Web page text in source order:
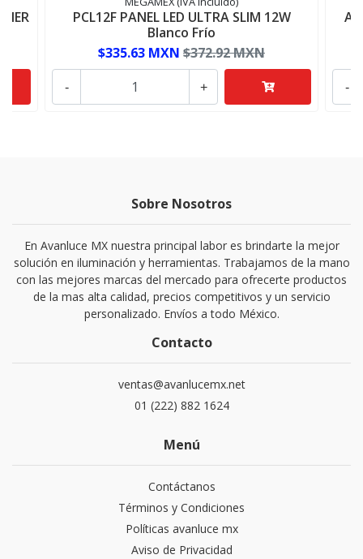
PCL12F PANEL LED ULTRA SLIM 12W
Blanco Frío
$335.63 MXN $372.92 MXN
+
- -
Sobre Nosotros
En Avanluce MX nuestra principal labor es brindarte la mejor
solución en iluminación y herramientas. Trabajamos de la mano
con las mejores marcas del mercado para ofrecerte productos
de la mas alta calidad, precios competitivos y un servicio
personalizado. Envíos a todo México.
Contacto
ventas@avanlucemx.net
01 (222) 882 1624
Menú
Contáctanos
Términos y Condiciones
Políticas avanluce mx
Aviso de Privacidad